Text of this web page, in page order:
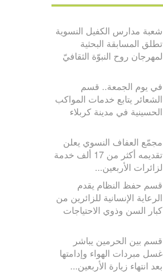
شعبة مدارس الكفيل النسوية
تطلق المسابقة البحثية
لمهرجان روح النبوّة الثقافيّ
في يوم الجمعة.. قسم
الشعائر يتابع خدمات المواكب
الحسينية في مدينة كربلاء
مجمّع العفاف النسوي يعلن
تقديمه أكثر من 17 ألف خدمة
لزائرات الأربعين...
قسم حفظ النظام يقدم
الرعاية الإنسانية للزائرين من
كبار السن وذوي الاحتياجات
قسم بين الحرمين يباشر
غسل مبردات الهواء وإدامتها
بعد انتهاء زيارة الأربعين...